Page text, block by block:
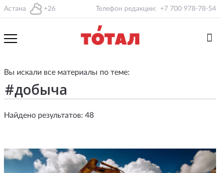
Астана +26 Телефон редакции: +7 700 978-78-54
Вы искали все материалы по теме:
Найдено результатов: 48